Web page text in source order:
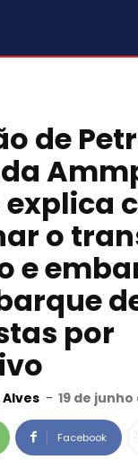
de
explica
o
e
por
- 19 de
Facebook